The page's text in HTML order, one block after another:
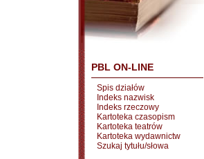
PBL ON-LINE
Spis działów
Indeks nazwisk
Indeks rzeczowy
Kartoteka czasopism
Kartoteka teatrów
Kartoteka wydawnictw
Szukaj tytułu/słowa